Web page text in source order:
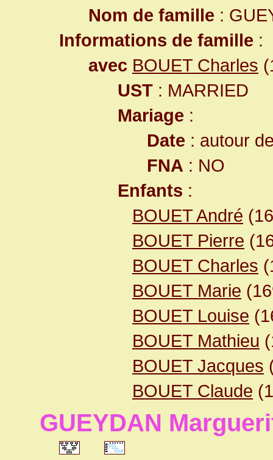
Nom de famille :
Informations de famille :
avec BOUET Charles
UST : MARRIED
Mariage :
Date : autour
FNA : NO
Enfants :
BOUET André
BOUET Pierre
BOUET Charles
BOUET Marie
BOUET Louise
BOUET Mathieu
BOUET Jacques
BOUET Claude
GUEYDAN